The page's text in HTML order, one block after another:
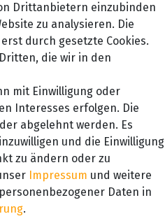
Drittanbietern einzubinden
zu analysieren. Die
durch gesetzte Cookies.
die wir in den
mit Einwilligung oder
Interesses erfolgen. Die
abgelehnt werden. Es
und die Einwilligung
zu ändern oder zu
Impressum und weitere
Daten in
.
MwSt zzgl. Versand
vorbehalten. |